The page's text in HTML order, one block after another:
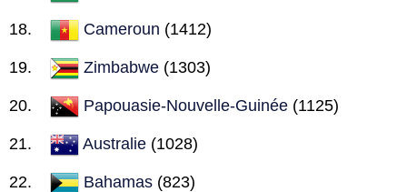
Cameroun (1412)
Zimbabwe (1303)
Papouasie-Nouvelle-Guinée (1125)
Australie (1028)
Bahamas (823)